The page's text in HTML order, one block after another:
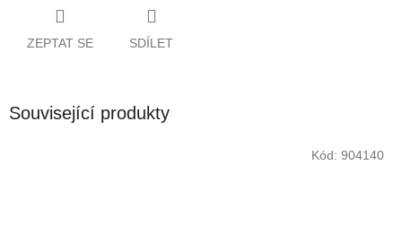
ZEPTAT SE SDÍLET
Související produkty
Kód: 904140